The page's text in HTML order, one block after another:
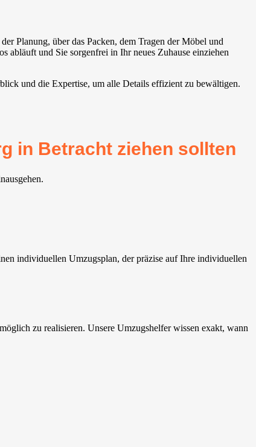
Planung, über das Packen, dem Tragen der Möbel und
abläuft und Sie sorgenfrei in Ihr neues Zuhause einziehen
und die Expertise, um alle Details effizient zu bewältigen.
in Betracht ziehen sollten
individuellen Umzugsplan, der präzise auf Ihre individuellen
zu realisieren. Unsere Umzugshelfer wissen exakt, wann